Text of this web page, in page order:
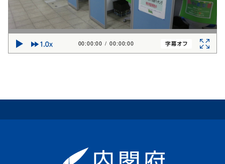
00:00:00 / 00:00:00